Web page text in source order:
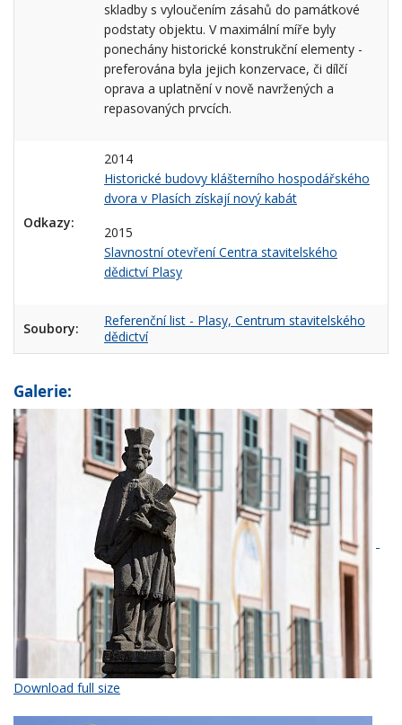
skladby s vyloučením zásahů do památkové
podstaty objektu. V maximální míře byly
ponechány historické konstrukční elementy -
preferována byla jejich konzervace, či dílčí
oprava a uplatnění v nově navržených a
repasovaných prvcích.
Odkazy:
2014
Historické budovy klášterního hospodářského
dvora v Plasích získají nový kabát
2015
Slavnostní otevření Centra stavitelského
dědictví Plasy
Soubory:
Referenční list - Plasy, Centrum stavitelského
dědictví
Galerie:
Download full size